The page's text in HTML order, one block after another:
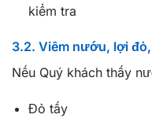
kiểm tra
3.2. Viêm nướu, lợi
Nếu Quý khách thấy
Đỏ tấy